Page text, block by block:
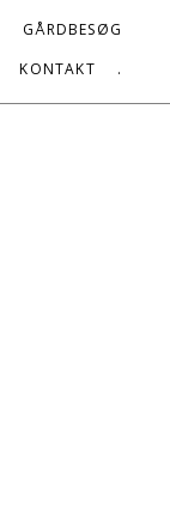
GÅRDBESØG
KONTAKT .